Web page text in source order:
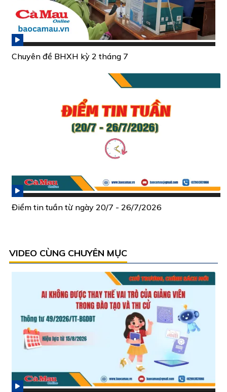
Chuyên đề BHXH kỳ 2 tháng 7
Điểm tin tuần từ ngày 20/7 - 26/7/2026
VIDEO CÙNG CHUYÊN MỤC